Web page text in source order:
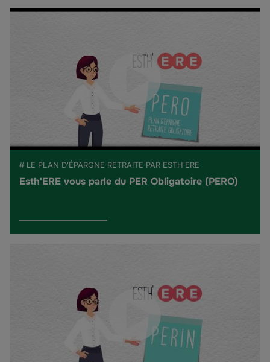
# LE PLAN D'ÉPARGNE RETRAITE PAR ESTH'ERE
Esth'ERE vous parle du PER Obligatoire (PERO)